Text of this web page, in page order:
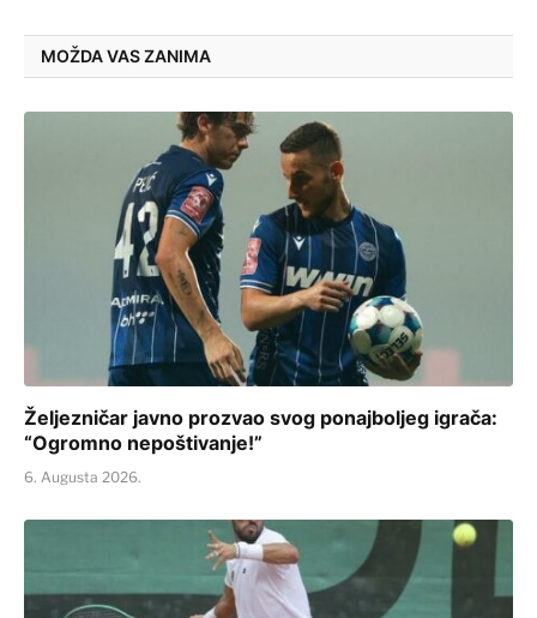
MOŽDA VAS ZANIMA
Željezničar javno prozvao svog ponajboljeg igrača:
“Ogromno nepoštivanje!”
6. Augusta 2026.